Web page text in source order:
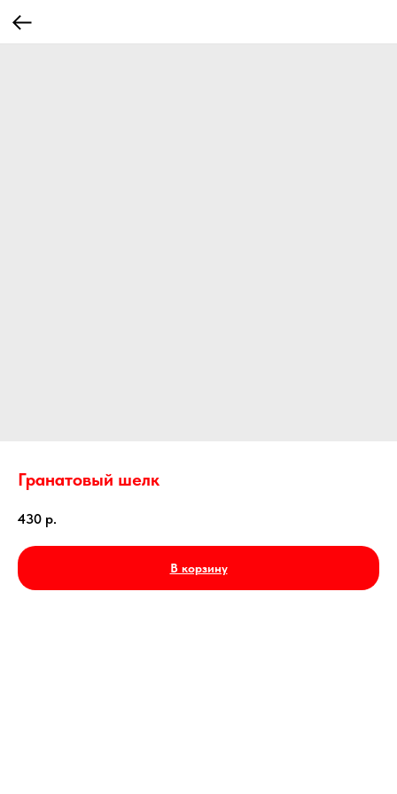
Гранатовый шелк
430 р.
В корзину